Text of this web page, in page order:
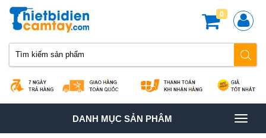
0
TOGGLE
DANH MỤC SẢN PHÂM